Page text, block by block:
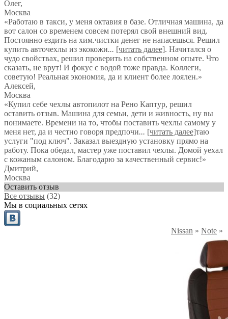
Олег,
Москва
«Работаю в такси, у меня октавия в базе. Отличная машина, да
вот салон со временем совсем потерял свой внешний вид.
Постоянно ездить на хим.чистки денег не напасешься. Решил
купить авточехлы из экокожи... [читать далее]. Начитался о
чудо свойствах, решил проверить на собственном опыте. Что
сказать, не врут! И фокус с водой тоже правда. Коллеги,
советую! Реальная экономия, да и клиент более лоялен.»
Алексей,
Москва
«Купил себе чехлы автопилот на Рено Каптур, решил
оставить отзыв. Машина для семьи, дети и живность, ну вы
понимаете. Времени на то, чтобы поставить чехлы самому у
меня нет, да и честно говоря предпочи... [читать далее]таю
услуги "под ключ". Заказал выездную установку прямо на
работу. Пока обедал, мастер уже поставил чехлы. Домой уехал
с кожаным салоном. Благодарю за качественный сервис!»
Дмитрий,
Москва
Оставить отзыв
Все отзывы (32)
Мы в социальных сетях
Nissan » Note »